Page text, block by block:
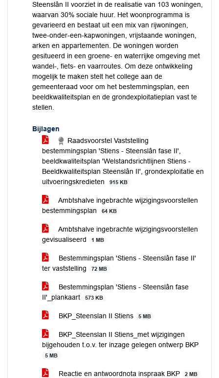
Steenslân II voorziet in de realisatie van 103 woningen,
waarvan 30% sociale huur. Het woonprogramma is
gevarieerd en bestaat uit een mix van rijwoningen,
twee-onder-een-kapwoningen, vrijstaande woningen,
arken en appartementen. De woningen worden
gesitueerd in een groene- en waterrijke omgeving met
wandel-, fiets- en vaarroutes. Om deze ontwikkeling
mogelijk te maken stelt het college aan de
gemeenteraad voor om het bestemmingsplan, een
beeldkwaliteitsplan en de grondexploitatieplan vast te
stellen.
Bijlagen
Raadsvoorstel Vaststelling
bestemmingsplan 'Stiens - Steenslân fase II',
beeldkwaliteitsplan 'Welstandsrichtlijnen Stiens -
Beeldkwaliteitsplan Steenslân II', grondexploitatie en
uitvoeringskredieten
915 KB
Ambtshalve ingebrachte wijzigingsvoorstellen
bestemmingsplan
64 KB
Ambtshalve ingebrachte wijzigingsvoorstellen
gevisualiseerd
1 MB
Bestemmingsplan 'Stiens - Steenslân fase II'
ter vaststelling
72 MB
Bestemmingsplan 'Stiens - Steenslân fase
II'_plankaart
573 KB
BKP_Steenslan II Stiens 5 MB
BKP_Steenslan II Stiens_met wijzigingen
bijgehouden t.o.v. ter inzage gelegen ontwerp BKP
5 MB
Reactie en antwoordnota inspraak BKP 2 MB